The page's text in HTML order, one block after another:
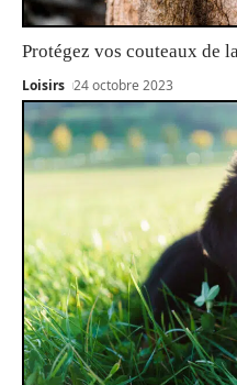
Protégez vos couteaux de
Loisirs 24 octobre 2023